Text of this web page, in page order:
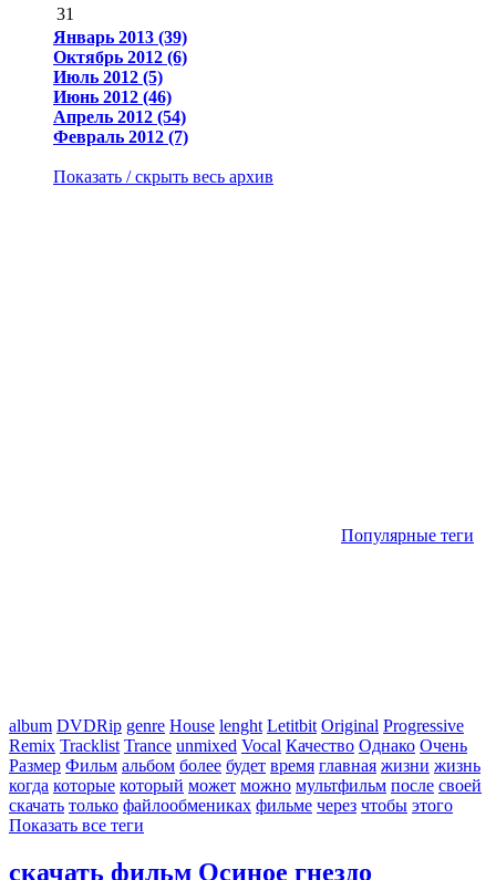
31
Январь 2013 (39)
Октябрь 2012 (6)
Июль 2012 (5)
Июнь 2012 (46)
Апрель 2012 (54)
Февраль 2012 (7)
Показать / скрыть весь архив
Популярные теги
album DVDRip genre House lenght Letitbit Original Progressive
Remix Tracklist Trance unmixed Vocal Качество Однако Очень
Размер Фильм альбом более будет время главная жизни жизнь
когда которые который может можно мультфильм после своей
скачать только файлообмениках фильме через чтобы этого
Показать все теги
скачать фильм Осиное гнездо